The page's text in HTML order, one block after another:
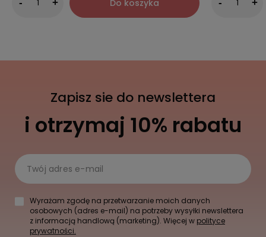
- + Do koszyka - +
Zapisz sie do newslettera
i otrzymaj 10% rabatu
Twój adres e-mail
Wyrażam zgodę na przetwarzanie moich danych
osobowych (adres e-mail) na potrzeby wysyłki newslettera
z informacją handlową (marketing). Więcej w polityce
prywatności.